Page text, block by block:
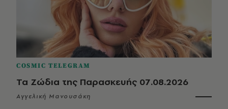
COSMIC TELEGRAM
Τα Ζώδια της Παρασκευής 07.08.2026
Αγγελική Μανουσάκη